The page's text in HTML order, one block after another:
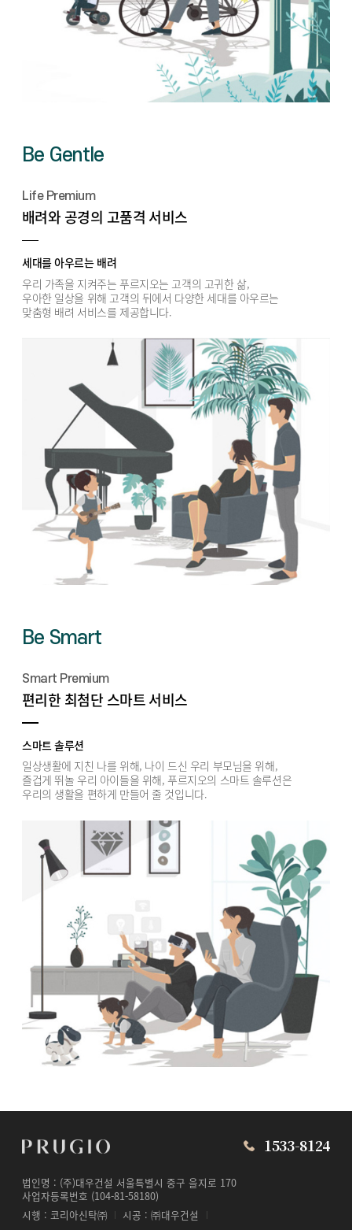
Be Gentle
Life Premium
배려와 공경의 고품격 서비스
세대를 아우르는 배려
우리 가족을 지켜주는 푸르지오는 고객의 고귀한 삶,
우아한 일상을 위해 고객의 뒤에서 다양한 세대를 아우르는
맞춤형 배려 서비스를 제공합니다.
Be Smart
Smart Premium
편리한 최첨단 스마트 서비스
스마트 솔루션
일상생활에 지친 나를 위해, 나이 드신 우리 부모님을 위해,
즐겁게 뛰놀 우리 아이들을 위해, 푸르지오의 스마트 솔루션은
우리의 생활을 편하게 만들어 줄 것입니다.
1533-8124
법인명 : (주)대우건설 서울특별시 중구 을지로 170
사업자등록번호 (104-81-58180)
시행 : 코리아신탁㈜
시공 : ㈜대우건설